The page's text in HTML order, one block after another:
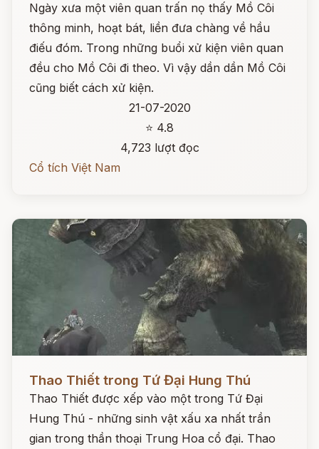
Ngày xưa một viên quan trấn nọ thấy Mồ Côi
thông minh, hoạt bát, liền đưa chàng về hầu
điếu đóm. Trong những buổi xử kiện viên quan
đều cho Mồ Côi đi theo. Vì vậy dần dần Mồ Côi
cũng biết cách xử kiện.
21-07-2020
⭐ 4.8
4,723 lượt đọc
Cổ tích Việt Nam
Thao Thiết trong Tứ Đại Hung Thú
Thao Thiết được xếp vào một trong Tứ Đại
Hung Thú - những sinh vật xấu xa nhất trần
gian trong thần thoại Trung Hoa cổ đại. Thao